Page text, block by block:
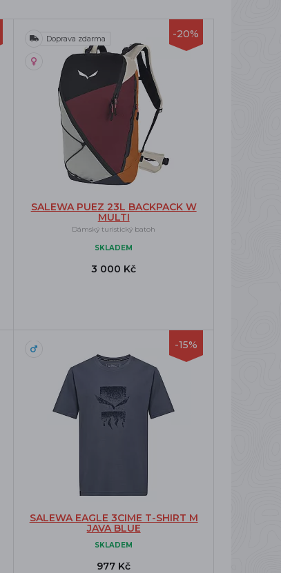
-20%
Doprava zdarma
SALEWA PUEZ 23L BACKPACK W
MULTI
Dámský turistický batoh
SKLADEM
3 000 Kč
-15%
SALEWA EAGLE 3CIME T-SHIRT M
JAVA BLUE
SKLADEM
977 Kč